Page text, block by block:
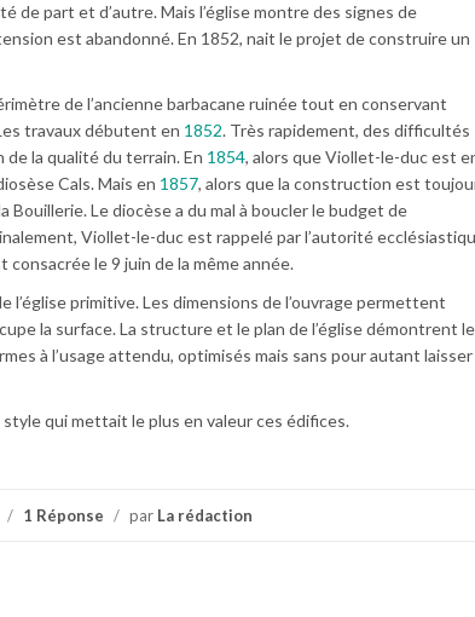
de part et d’autre. Mais l’église montre des signes de
est abandonné. En 1852, nait le projet de construire un
de l’ancienne barbacane ruinée tout en conservant
travaux débutent en 1852. Très rapidement, des difficultés
la qualité du terrain. En 1854, alors que Viollet-le-duc est
Cals. Mais en 1857, alors que la construction est
Le diocèse a du mal à boucler le budget de
Viollet-le-duc est rappelé par l’autorité
le 9 juin de la même année.
primitive. Les dimensions de l’ouvrage permettent
la surface. La structure et le plan de l’église démontrent le
à l’usage attendu, optimisés mais sans pour autant laisser
qui mettait le plus en valeur ces édifices.
/ 1 Réponse / par La rédaction